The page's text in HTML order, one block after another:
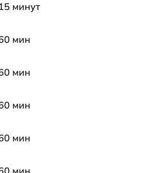
минут
мин
мин
мин
мин